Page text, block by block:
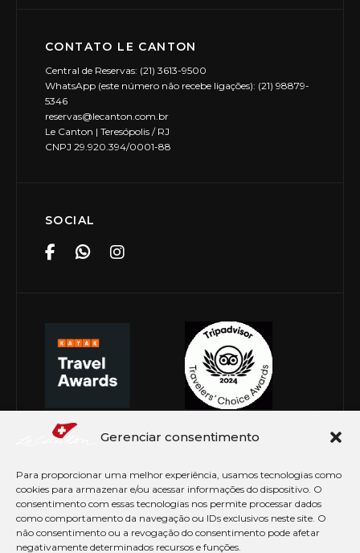
Gerenciar consentimento
Para proporcionar uma melhor experiência, usamos tecnologias como
cookies para armazenar e/ou acessar informações do dispositivo. O
consentimento com essas tecnologias nos permite processar dados
como comportamento da navegação ou IDs exclusivos neste site. O
não consentimento ou a revogação do consentimento pode afetar
negativamente determinados recursos e funções.
CONTATO LE CANTON
Central de Reservas: (21) 3613-9500
WhatsApp (este número não recebe ligações): (21) 98879-
5346
reservas@lecanton.com.br
Le Canton | Teresópolis / RJ
CNPJ 29.920.394/0001-88
SOCIAL
© Copyright 2026 Le Canton. Todos os direitos